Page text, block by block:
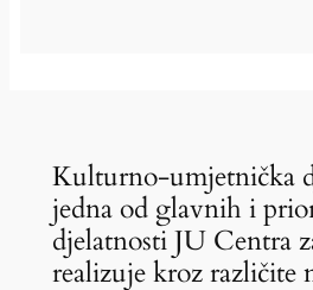
Kulturno-umjetnička
jedna od glavnih i
djelatnosti JU Centra
realizuje kroz različite